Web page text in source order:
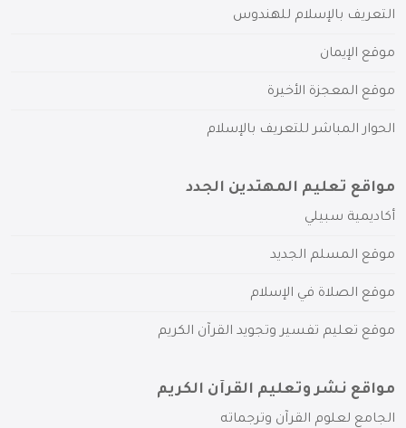
التعريف بالإسلام للهندوس
موقع الإيمان
موقع المعجزة الأخيرة
الحوار المباشر للتعريف بالإسلام
مواقع تعليم المهتدين الجدد
أكاديمية سبيلي
موقع المسلم الجديد
موقع الصلاة في الإسلام
موقع تعليم تفسير وتجويد القرآن الكريم
مواقع نشر وتعليم القرآن الكريم
الجامع لعلوم القرآن وترجماته